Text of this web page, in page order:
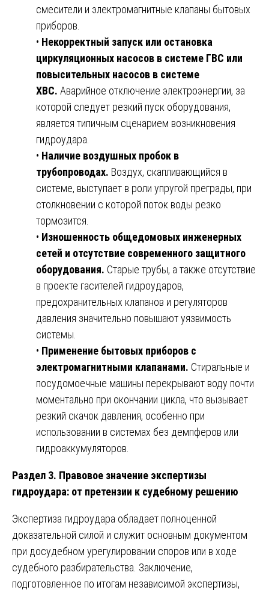
смесители и электромагнитные клапаны бытовых
приборов.
• Некорректный запуск или остановка
циркуляционных насосов в системе ГВС или
повысительных насосов в системе
ХВС. Аварийное отключение электроэнергии, за
которой следует резкий пуск оборудования,
является типичным сценарием возникновения
гидроудара.
• Наличие воздушных пробок в
трубопроводах. Воздух, скапливающийся в
системе, выступает в роли упругой преграды, при
столкновении с которой поток воды резко
тормозится.
• Изношенность общедомовых инженерных
сетей и отсутствие современного защитного
оборудования. Старые трубы, а также отсутствие
в проекте гасителей гидроударов,
предохранительных клапанов и регуляторов
давления значительно повышают уязвимость
системы.
• Применение бытовых приборов с
электромагнитными клапанами. Стиральные и
посудомоечные машины перекрывают воду почти
моментально при окончании цикла, что вызывает
резкий скачок давления, особенно при
использовании в системах без демпферов или
гидроаккумуляторов.
Раздел 3. Правовое значение экспертизы
гидроудара: от претензии к судебному решению
Экспертиза гидроудара обладает полноценной
доказательной силой и служит основным документом
при досудебном урегулировании споров или в ходе
судебного разбирательства. Заключение,
подготовленное по итогам независимой экспертизы,